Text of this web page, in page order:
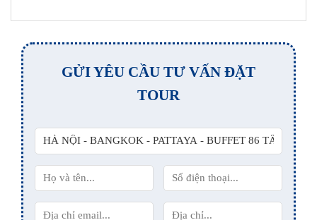
GỬI YÊU CẦU TƯ VẤN ĐẶT
TOUR